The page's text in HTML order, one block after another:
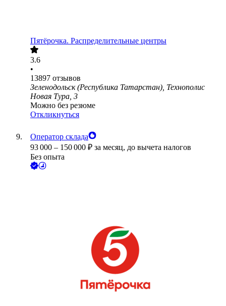
Пятёрочка. Распределительные центры
3.6
•
13897 отзывов
Зеленодольск (Республика Татарстан), Технополис
Новая Тура, 3
Можно без резюме
Откликнуться
Оператор склада
93 000 – 150 000 ₽ за месяц, до вычета налогов
Без опыта